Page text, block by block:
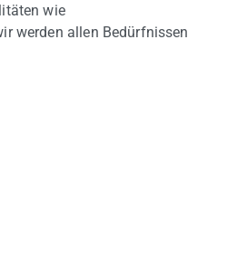
wie
werden allen Bedürfnissen